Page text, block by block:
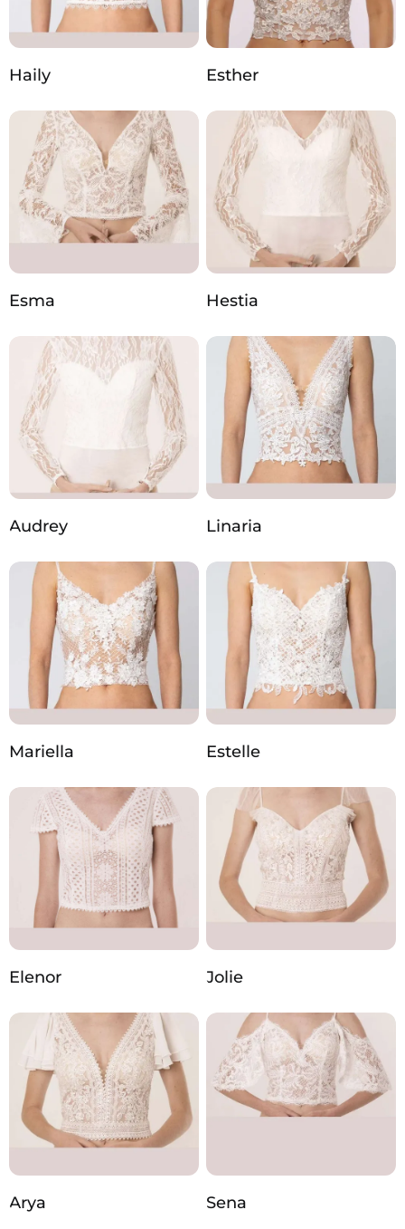
Haily Esther
Esma Hestia
Audrey Linaria
Mariella Estelle
Elenor Jolie
Arya Sena